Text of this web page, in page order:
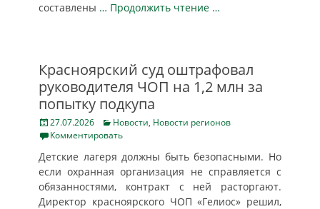
составлены … Продолжить чтение …
Красноярский суд оштрафовал
руководителя ЧОП на 1,2 млн за
попытку подкупа
Posted
on
27.07.2026 Categories
Новости, Новости регионов
Комментировать
Детские лагеря должны быть безопасными. Но
если охранная организация не справляется с
обязанностями, контракт с ней расторгают.
Директор красноярского ЧОП «Гелиос» решил,